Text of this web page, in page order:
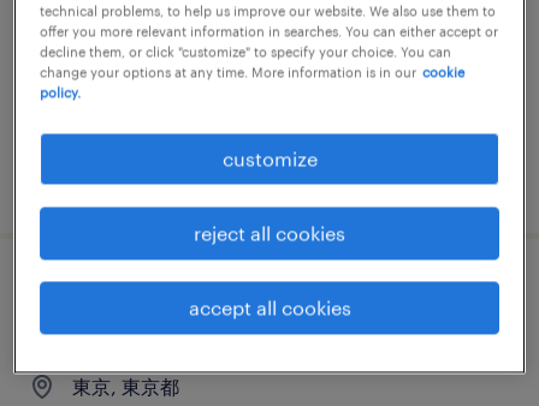
東京, 東京都
contract
¥3,500,000 - ¥4,500,000 per year, 年収350 ～
posted 16 october 2025
【障がい者求人】エネルギー事業／総務・
事務職（正社員）（東京都）
東京, 東京都
technical problems, to help us improve our website. We also use them to
offer you more relevant information in searches. You can either accept or
decline them, or click "customize" to specify your choice. You can
change your options at any time. More information is in our cookie
policy.
customize
reject all cookies
accept all cookies